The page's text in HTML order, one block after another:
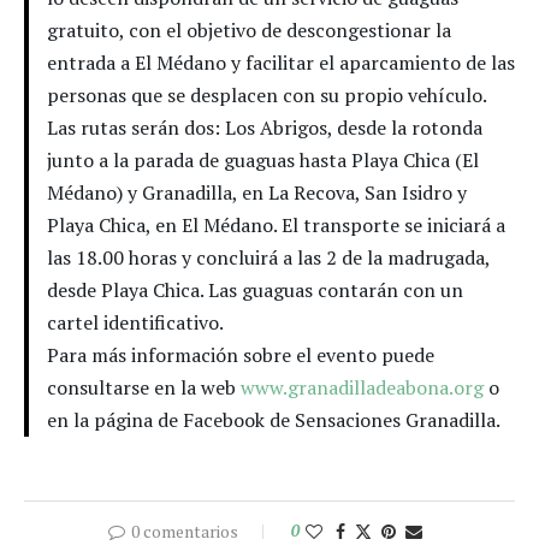
gratuito, con el objetivo de descongestionar la
entrada a El Médano y facilitar el aparcamiento de las
personas que se desplacen con su propio vehículo.
Las rutas serán dos: Los Abrigos, desde la rotonda
junto a la parada de guaguas hasta Playa Chica (El
Médano) y Granadilla, en La Recova, San Isidro y
Playa Chica, en El Médano. El transporte se iniciará a
las 18.00 horas y concluirá a las 2 de la madrugada,
desde Playa Chica. Las guaguas contarán con un
cartel identificativo.
Para más información sobre el evento puede
consultarse en la web www.granadilladeabona.orgo
en la página de Facebook de Sensaciones Granadilla.
0 comentarios 0